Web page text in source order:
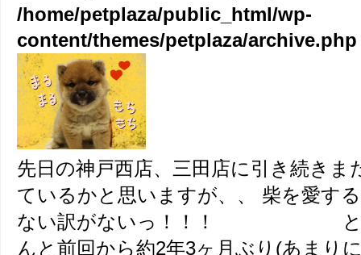
/home/petplaza/public_html/wp-
content/themes/petplaza/archive.php
先日の神戸西店、三田店に引き続き
ているかと思いますが、、 柴を愛す
ない訳がないっ！！！ とい
んと前回から約2年3ヶ月ぶり(あまり